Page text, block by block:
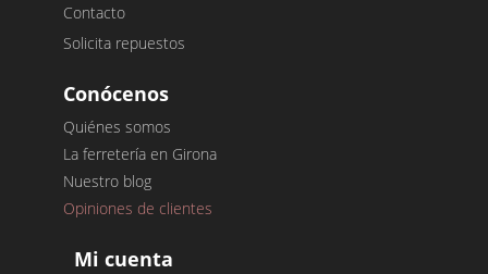
Contacto
Solicita repuestos
Conócenos
Quiénes somos
La ferretería en Girona
Nuestro blog
Opiniones de clientes
Mi cuenta